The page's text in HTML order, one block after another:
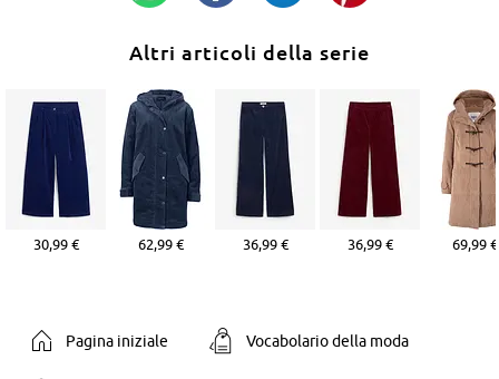
Altri articoli della serie
30,99 € 62,99 € 36,99 € 36,99 € 69,99 €
Pagina iniziale Vocabolario della moda